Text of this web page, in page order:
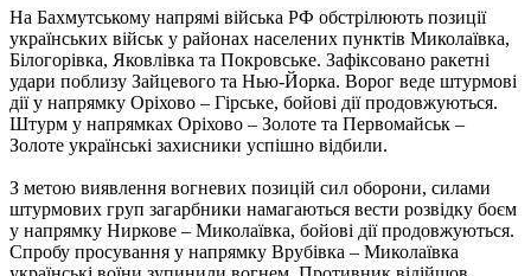
На Бахмутському напрямі війська РФ обстрілюють позиції
українських військ у районах населених пунктів Миколаївка,
Білогорівка, Яковлівка та Покровське. Зафіксовано ракетні
удари поблизу Зайцевого та Нью-Йорка. Ворог веде штурмові
дії у напрямку Оріхово – Гірське, бойові дії продовжуються.
Штурм у напрямках Оріхово – Золоте та Первомайськ –
Золоте українські захисники успішно відбили.
З метою виявлення вогневих позицій сил оборони, силами
штурмових груп загарбники намагаються вести розвідку боєм
у напрямку Ниркове – Миколаївка, бойові дії продовжуються.
Спробу просування у напрямку Врубівка – Миколаївка